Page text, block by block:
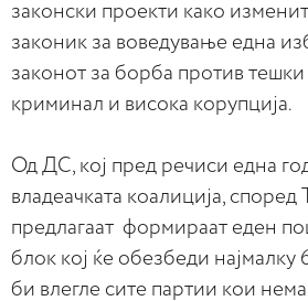
законски проекти како
законик за воведување една
законот за борба против
криминал и висока корупција.
Од ДС, кој пред речиси една
владеачката коалиција, според
предлагаат формираат еден
блок кој ќе обезбеди најмалку
би влегле сите партии кои